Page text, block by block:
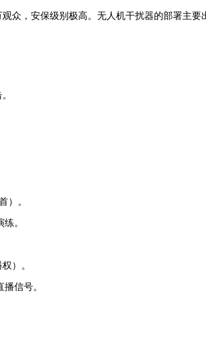
众，安保级别极高。无人机干扰器的部署主要
）。
。
）。
信号。